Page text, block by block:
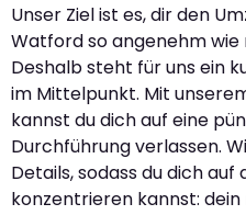
Unser Ziel ist es, dir den
Watford so angenehm
Deshalb steht für uns ein
im Mittelpunkt. Mit
kannst du dich auf eine
Durchführung verlassen.
Details, sodass du dich auf
konzentrieren kannst: dein